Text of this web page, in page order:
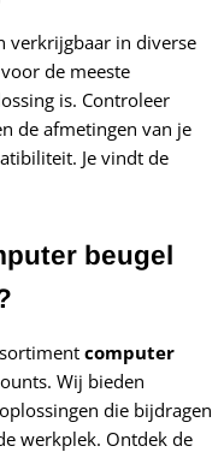
verkrijgbaar in diverse
de meeste
is. Controleer
de afmetingen van je
Je vindt de
beugel
computer
Wij bieden
die bijdragen
werkplek. Ontdek de